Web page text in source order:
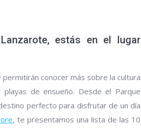
estás en el lugar
conocer más sobre la cultura
de ensueño. Desde el Parque
perfecto para disfrutar de un día
, te presentamos una lista de las 10